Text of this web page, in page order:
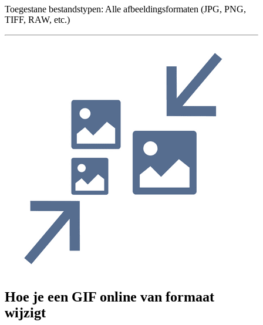
Toegestane bestandstypen: Alle afbeeldingsformaten (JPG, PNG,
TIFF, RAW, etc.)
Hoe je een GIF online van formaat
wijzigt